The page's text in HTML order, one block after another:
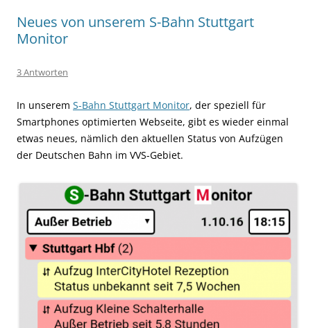
Neues von unserem S-Bahn Stuttgart
Monitor
3 Antworten
In unserem S-Bahn Stuttgart Monitor, der speziell für
Smartphones optimierten Webseite, gibt es wieder einmal
etwas neues, nämlich den aktuellen Status von Aufzügen
der Deutschen Bahn im VVS-Gebiet.